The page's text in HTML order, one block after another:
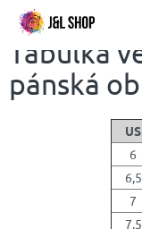
Přejít
obsahTabulka
pánská
US
6
6,5
7
7,5